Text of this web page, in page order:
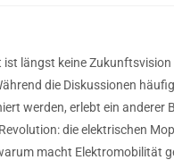
ist längst keine Zukunftsvision
die Diskussionen
werden, erlebt ein anderer
die elektrischen
macht Elektromobilität